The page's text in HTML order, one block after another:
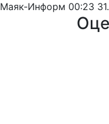
Маяк-Информ 00:23